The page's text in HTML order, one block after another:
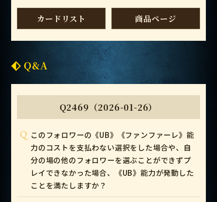
カードリスト 商品ページ
Q&A
Q2469（2026-01-26）
Q このフォロワーの《UB》《ファンファーレ》能
力のコストを支払わない選択をした場合や、自
分の場の他のフォロワーを選ぶことができずプ
レイできなかった場合、《UB》能力が発動した
ことを満たしますか？